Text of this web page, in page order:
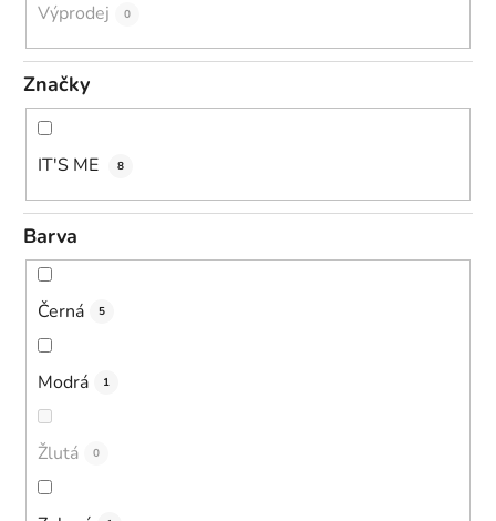
Výprodej 0
Značky
IT'S ME 8
Barva
Černá 5
Modrá 1
Žlutá 0